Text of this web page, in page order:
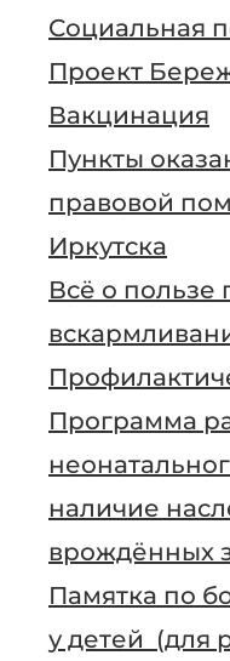
Социальная
Проект
Вакцинация
Пункты
правовой
Иркутска
Всё о пользе
Программа
наличие
врождённых
Памятка по
у детей (для